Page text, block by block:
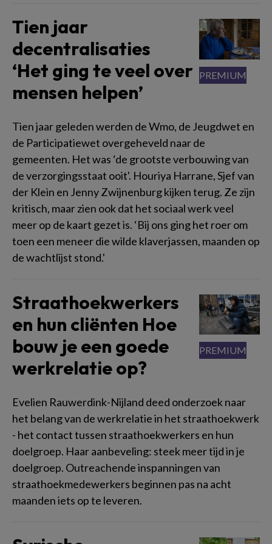
Tien jaar
decentralisaties
‘Het ging te veel over
mensen helpen’
Tien jaar geleden werden de Wmo, de Jeugdwet en
de Participatiewet overgeheveld naar de
gemeenten. Het was ‘de grootste verbouwing van
de verzorgingsstaat ooit'. Houriya Harrane, Sjef van
der Klein en Jenny Zwijnenburg kijken terug. Ze zijn
kritisch, maar zien ook dat het sociaal werk veel
meer op de kaart gezet is. ‘Bij ons ging het roer om
toen een meneer die wilde klaverjassen, maanden op
de wachtlijst stond.'
Straathoekwerkers
en hun cliënten Hoe
bouw je een goede
werkrelatie op?
Evelien Rauwerdink-Nijland deed onderzoek naar
het belang van de werkrelatie in het straathoekwerk
- het contact tussen straathoekwerkers en hun
doelgroep. Haar aanbeveling: steek meer tijd in je
doelgroep. Outreachende inspanningen van
straathoekmedewerkers beginnen pas na acht
maanden iets op te leveren.